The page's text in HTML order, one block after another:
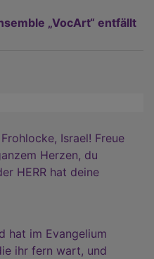
„VocArt“ entfällt
Israel! Freue
Herzen, du
HERR hat deine
hat im Evangelium
ihr fern wart, und